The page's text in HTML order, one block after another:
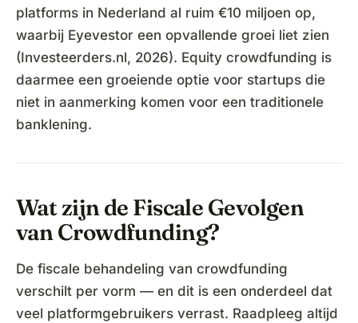
platforms in Nederland al ruim €10 miljoen op,
waarbij Eyevestor een opvallende groei liet zien
(Investeerders.nl, 2026). Equity crowdfunding is
daarmee een groeiende optie voor startups die
niet in aanmerking komen voor een traditionele
banklening.
Wat zijn de Fiscale Gevolgen
van Crowdfunding?
De fiscale behandeling van crowdfunding
verschilt per vorm — en dit is een onderdeel dat
veel platformgebruikers verrast. Raadpleeg altijd